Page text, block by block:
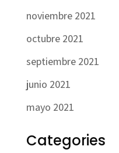
noviembre 2021
octubre 2021
septiembre 2021
junio 2021
mayo 2021
Categories